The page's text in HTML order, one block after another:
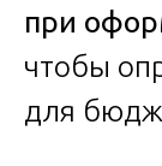
при
чтобы
для